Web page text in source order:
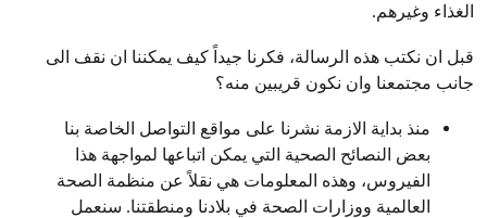
الغذاء وغيرهم.
قبل ان نكتب هذه الرسالة، فكرنا جيداً كيف يمكننا ان نقف الى
جانب مجتمعنا وان نكون قريبين منه؟
منذ بداية الازمة نشرنا على مواقع التواصل الخاصة بنا
بعض النصائح الصحية التي يمكن اتباعها لمواجهة هذا
الفيروس، وهذه المعلومات هي نقلاً عن منظمة الصحة
العالمية ووزارات الصحة في بلادنا ومنطقتنا. سنعمل